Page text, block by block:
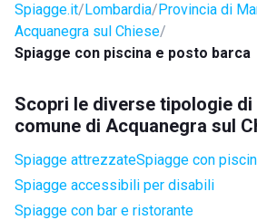
Spiagge.it Lombardia Provincia di
Acquanegra sul Chiese
Spiagge con piscina e posto barca
Scopri le diverse tipologie di
comune di Acquanegra sul
Spiagge attrezzateSpiagge con
Spiagge accessibili per disabili
Spiagge con bar e ristorante